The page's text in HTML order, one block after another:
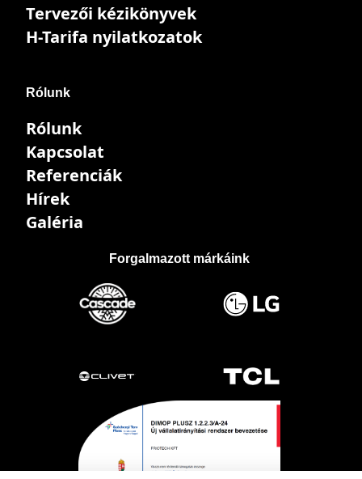
Tervezői kézikönyvek
H-Tarifa nyilatkozatok
Rólunk
Rólunk
Kapcsolat
Referenciák
Hírek
Galéria
Forgalmazott márkáink